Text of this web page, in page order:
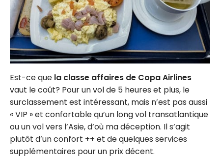
Est-ce que la classe affaires de Copa Airlines
vaut le coût? Pour un vol de 5 heures et plus, le
surclassement est intéressant, mais n’est pas aussi
« VIP » et confortable qu’un long vol transatlantique
ou un vol vers l’Asie, d’où ma déception. Il s’agit
plutôt d’un confort ++ et de quelques services
supplémentaires pour un prix décent.